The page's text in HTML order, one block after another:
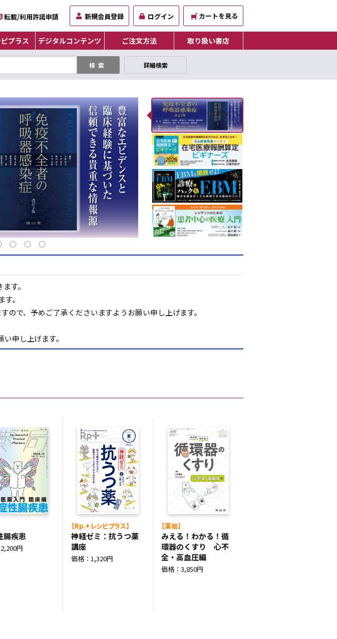
転載/利用許諾申請 新規会員登録 ログイン カートを見る
プラス デジタルコンテンツ ご注文方法 取り扱い書店
詳細検索
す。
。
で、予めご了承くださいますようお願い申し上げます。
申し上げます。
腸疾患
円
【Rp.+レシピプラス】
神経ゼミ：抗うつ薬
講座
価格：1,320円
【薬局】
みえる！わかる！循
環器のくすり 心不
全・高血圧編
価格：3,850円